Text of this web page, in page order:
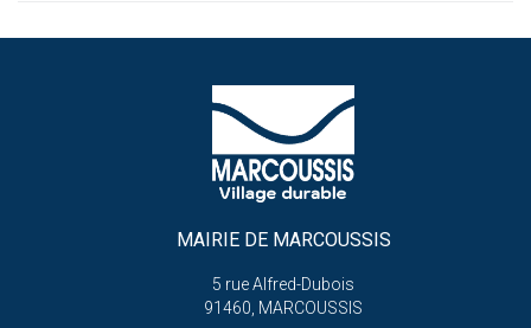
MAIRIE DE MARCOUSSIS
5 rue Alfred-Dubois
91460, MARCOUSSIS